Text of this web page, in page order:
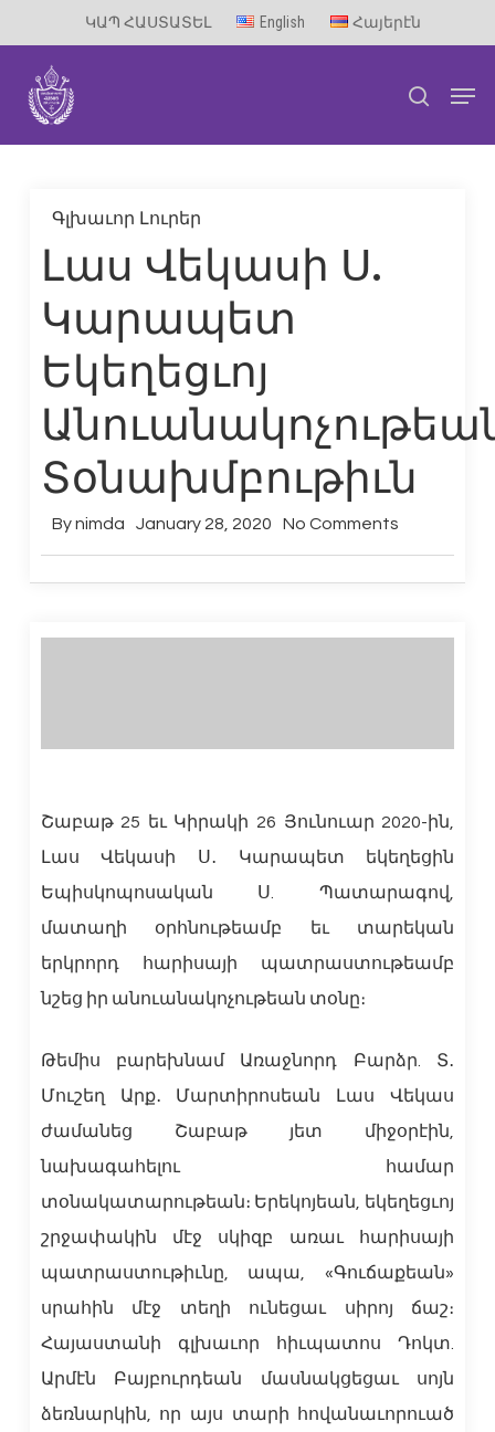
main
content
ԿԱՊ ՀԱՍՏԱՏԵԼ English Հայերէն
search
Գլխաւոր Լուրեր
Լաս Վեկասի Ս.
Կարապետ
Եկեղեցւոյ
Տօնախմբութիւն
Bynimda January 28, 2020 No Comments
Շաբաթ 25 եւ Կիրակի 26 Յունուար 2020-ին,
Լաս Վեկասի Ս․ Կարապետ եկեղեցին
Եպիսկոպոսական Ս. Պատարագով,
մատաղի օրհնութեամբ եւ տարեկան
երկրորդ հարիսայի պատրաստութեամբ
նշեց իր անուանակոչութեան տօնը։
Թեմիս բարեխնամ Առաջնորդ Բարձր. Տ․
Մուշեղ Արք․ Մարտիրոսեան Լաս Վեկաս
ժամանեց Շաբաթ յետ միջօրէին,
նախագահելու համար
տօնակատարութեան։ Երեկոյեան, եկեղեցւոյ
շրջափակին մէջ սկիզբ առաւ հարիսայի
պատրաստութիւնը, ապա, «Գուճաքեան»
սրահին մէջ տեղի ունեցաւ սիրոյ ճաշ։
Հայաստանի գլխաւոր հիւպատոս Դոկտ.
Արմէն Բայբուրդեան մասնակցեցաւ սոյն
ձեռնարկին, որ այս տարի հովանաւորուած